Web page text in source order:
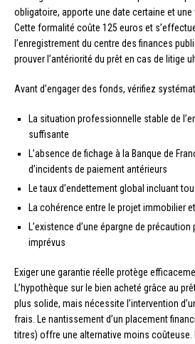
obligatoire, apporte une date certaine et
Cette formalité coûte 125 euros et
l’enregistrement du centre des finances
prouver l’antériorité du prêt en cas de litige
Avant d’engager des fonds, vérifiez
La situation professionnelle stable de
suffisante
L’absence de fichage à la Banque de
d’incidents de paiement antérieurs
Le taux d’endettement global incluant
La cohérence entre le projet immobilier
L’existence d’une épargne de
imprévus
Exiger une garantie réelle protège
L’hypothèque sur le bien acheté grâce au
plus solide, mais nécessite l’intervention
frais. Le nantissement d’un placement
titres) offre une alternative moins coûteuse.